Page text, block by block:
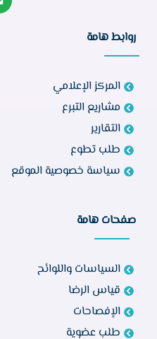
روابط هامة
المركز الإعلامي
مشاريع التبرع
التقارير
طلب تطوع
سياسة خصوصية الموقع
صفحات هامة
السياسات واللوائح
قياس الرضا
الإفصاحات
طلب عضوية